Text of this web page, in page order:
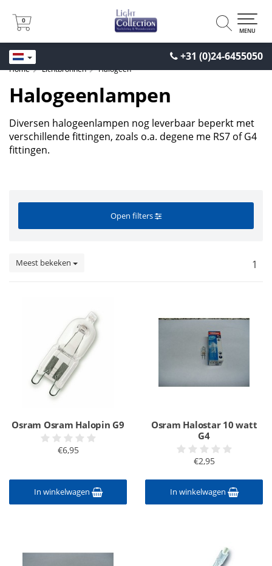
+31 (0)24-6455050
0
0
MENU
Home Lichtbronnen Halogeen
Halogeenlampen
Diversen halogeenlampen nog leverbaar beperkt met
verschillende fittingen, zoals o.a. degene me RS7 of G4
fittingen.
Open filters
Meest bekeken 1
Osram Osram Halopin G9
€6,95
In winkelwagen
Osram Halostar 10 watt
G4
€2,95
In winkelwagen